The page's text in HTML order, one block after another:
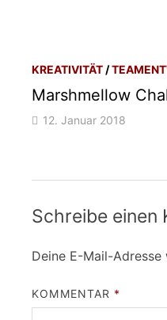
KREATIVITÄT/
Marshmellow
12. Januar 2018
Schreibe einen
Deine E-Mail-
KOMMENTAR *